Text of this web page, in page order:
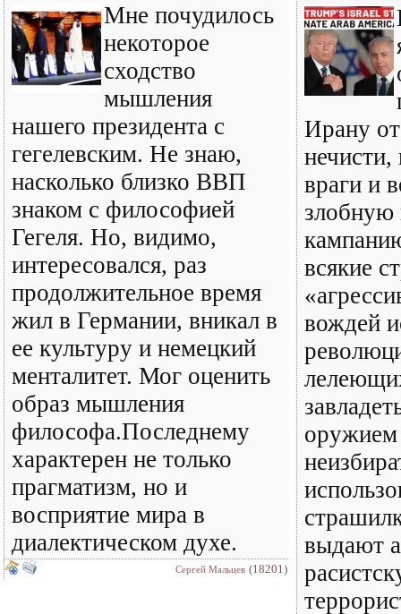
Мне почудилось
некоторое
сходство
мышления
нашего президента с
гегелевским. Не знаю,
насколько близко ВВП
знаком с философией
Гегеля. Но, видимо,
интересовался, раз
продолжительное время
жил в Германии, вникал в
ее культуру и немецкий
менталитет. Мог оценить
образ мышления
философа.Последнему
характерен не только
прагматизм, но и
восприятие мира в
диалектическом духе.
Сергей Мальцев (18201)
Ирану
нечисти,
враги и
злобную
всякие
вождей
оружием
выдают